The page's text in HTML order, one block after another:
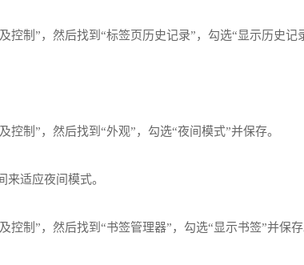
控制”，然后找到“标签页历史记录”，勾选“显示历史记
制”，然后找到“外观”，勾选“夜间模式”并保存。
适应夜间模式。
控制”，然后找到“书签管理器”，勾选“显示书签”并保